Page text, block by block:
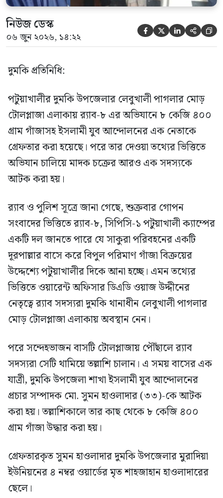
নিউজ ডেস্ক
০৬ জুন ২০২৬, ১৪:২২     
দুমকি প্রতিনিধি:
পটুয়াখালীর দুমকি উপজেলার লেবুখালী পাগলার মোড়
টোলপ্লাজা এলাকায় র‍্যাব-৮ এর অভিযানে ৮ কেজি ৪০০
গ্রাম গাঁজাসহ ইসলামী যুব আন্দোলনের এক নেতাকে
গ্রেফতার করা হয়েছে। পরে তার দেওয়া তথ্যের ভিত্তিতে
অভিযান চালিয়ে মাদক চক্রের আরও এক সদস্যকে
আটক করা হয়।
র‍্যাব ও পুলিশ সূত্রে জানা গেছে, শুক্রবার গোপন
সংবাদের ভিত্তিতে র‍্যাব-৮, সিপিসি-১ পটুয়াখালী ক্যাম্পের
একটি দল জানতে পারে যে সাকুরা পরিবহনের একটি
দূরপাল্লার বাসে করে বিপুল পরিমাণ গাঁজা বিক্রয়ের
উদ্দেশ্যে পটুয়াখালীর দিকে আনা হচ্ছে। এমন তথ্যের
ভিত্তিতে ওয়ারেন্ট অফিসার ডিএডি ওয়াজ উদ্দীনের
নেতৃত্বে র‍্যাব সদস্যরা দুমকি থানাধীন লেবুখালী পাগলার
মোড় টোলপ্লাজা এলাকায় অবস্থান নেন।
পরে সন্দেহভাজন বাসটি টোলপ্লাজায় পৌঁছালে র‍্যাব
সদস্যরা সেটি থামিয়ে তল্লাশি চালান। এ সময় বাসের এক
যাত্রী, দুমকি উপজেলা শাখা ইসলামী যুব আন্দোলনের
প্রচার সম্পাদক মো. সুমন হাওলাদার (৩৩)-কে আটক
করা হয়। তল্লাশিকালে তার কাছ থেকে ৮ কেজি ৪০০
গ্রাম গাঁজা উদ্ধার করা হয়।
গ্রেফতারকৃত সুমন হাওলাদার দুমকি উপজেলার মুরাদিয়া
ইউনিয়নের ৪ নম্বর ওয়ার্ডের মৃত শাহজাহান হাওলাদারের
ছেলে।